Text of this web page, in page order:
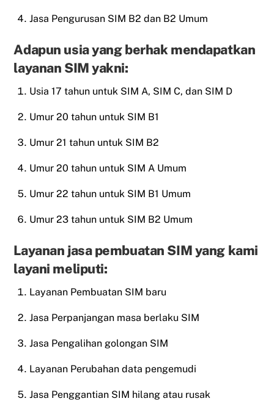
Jasa Pengurusan SIM B2 dan B2 Umum
Adapun usia yang berhak mendapatkan
layanan SIM yakni:
Usia 17 tahun untuk SIM A, SIM C, dan SIM D
Umur 20 tahun untuk SIM B1
Umur 21 tahun untuk SIM B2
Umur 20 tahun untuk SIM A Umum
Umur 22 tahun untuk SIM B1 Umum
Umur 23 tahun untuk SIM B2 Umum
Layanan jasa pembuatan SIM yang kami
layani meliputi:
Layanan Pembuatan SIM baru
Jasa Perpanjangan masa berlaku SIM
Jasa Pengalihan golongan SIM
Layanan Perubahan data pengemudi
Jasa Penggantian SIM hilang atau rusak